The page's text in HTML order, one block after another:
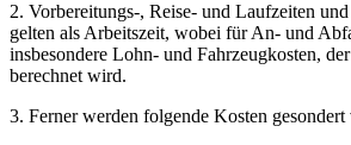
2. Vorbereitungs-, Reise- und Laufzeiten
gelten als Arbeitszeit, wobei für An- und
insbesondere Lohn- und Fahrzeugkosten,
berechnet wird.
3. Ferner werden folgende Kosten gesondert